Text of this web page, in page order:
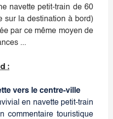
navette petit-train de 60
sur la destination à bord)
par ce même moyen de
...
:
vers le centre-ville
en navette petit-train
commentaire touristique